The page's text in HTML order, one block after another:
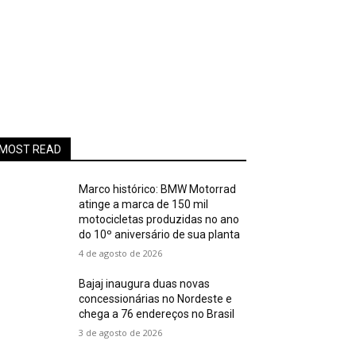
MOST READ
Marco histórico: BMW Motorrad
atinge a marca de 150 mil
motocicletas produzidas no ano
do 10º aniversário de sua planta
4 de agosto de 2026
Bajaj inaugura duas novas
concessionárias no Nordeste e
chega a 76 endereços no Brasil
3 de agosto de 2026